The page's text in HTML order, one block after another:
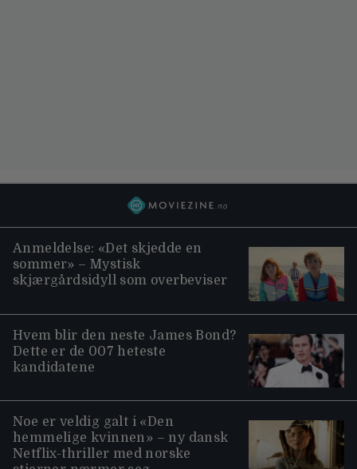
Anmeldelse: «Det skjedde en
sommer» – Mystisk
skjærgårdsidyll som overbeviser
Hvem blir den neste James Bond?
Dette er de 007 heteste
kandidatene
Noe er veldig galt i «Den
hemmelige kvinnen» – ny dansk
Netflix-thriller med norske